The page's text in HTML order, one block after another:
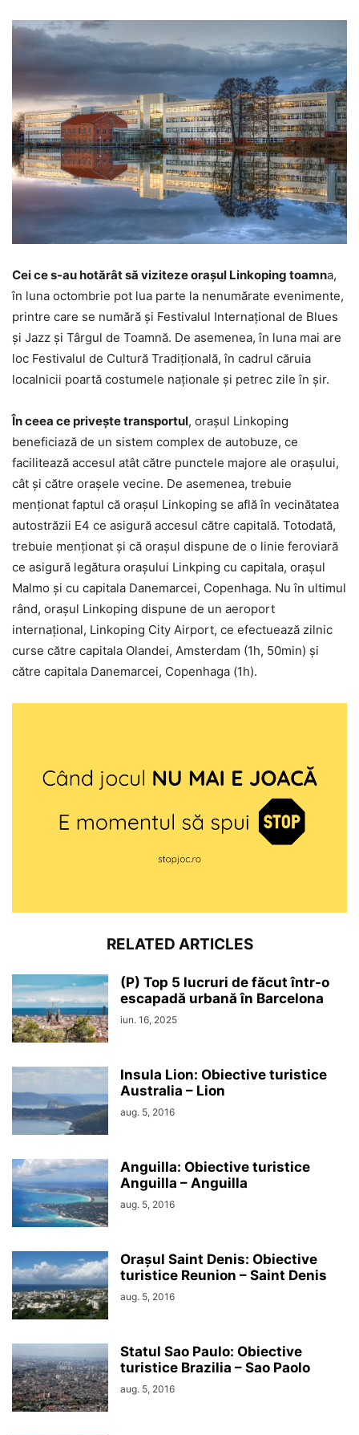
Cei ce s-au hotărât să viziteze orașul Linkoping toamna,
în luna octombrie pot lua parte la nenumărate evenimente,
printre care se numără și Festivalul Internațional de Blues
și Jazz și Târgul de Toamnă. De asemenea, în luna mai are
loc Festivalul de Cultură Tradițională, în cadrul căruia
localnicii poartă costumele naționale și petrec zile în șir.
În ceea ce privește transportul, orașul Linkoping
beneficiază de un sistem complex de autobuze, ce
facilitează accesul atât către punctele majore ale orașului,
cât și către orașele vecine. De asemenea, trebuie
menționat faptul că orașul Linkoping se află în vecinătatea
autostrăzii E4 ce asigură accesul către capitală. Totodată,
trebuie menționat și că orașul dispune de o linie feroviară
ce asigură legătura orașului Linkping cu capitala, orașul
Malmo și cu capitala Danemarcei, Copenhaga. Nu în ultimul
rând, orașul Linkoping dispune de un aeroport
internațional, Linkoping City Airport, ce efectuează zilnic
curse către capitala Olandei, Amsterdam (1h, 50min) și
către capitala Danemarcei, Copenhaga (1h).
RELATED ARTICLES
(P) Top 5 lucruri de făcut într-o
escapadă urbană în Barcelona
iun. 16, 2025
Insula Lion: Obiective turistice
Australia – Lion
aug. 5, 2016
Anguilla: Obiective turistice
Anguilla – Anguilla
aug. 5, 2016
Orașul Saint Denis: Obiective
turistice Reunion – Saint Denis
aug. 5, 2016
Statul Sao Paulo: Obiective
turistice Brazilia – Sao Paolo
aug. 5, 2016